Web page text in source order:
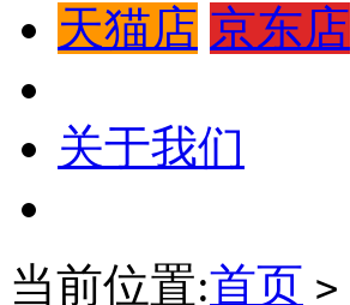
天猫店 京东店
关于我们
当前位置:首页 >